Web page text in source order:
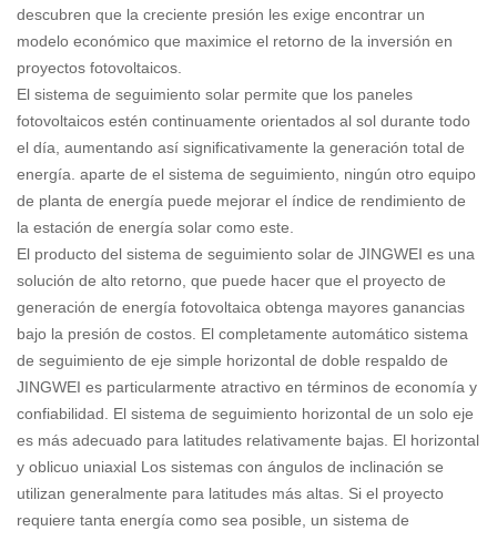
descubren que la creciente presión les exige encontrar un
modelo económico que maximice el retorno de la inversión en
proyectos fotovoltaicos.
El sistema de seguimiento solar permite que los paneles
fotovoltaicos estén continuamente orientados al sol durante todo
el día, aumentando así significativamente la generación total de
energía. aparte de el sistema de seguimiento, ningún otro equipo
de planta de energía puede mejorar el índice de rendimiento de
la estación de energía solar como este.
El producto del sistema de seguimiento solar de JINGWEI es una
solución de alto retorno, que puede hacer que el proyecto de
generación de energía fotovoltaica obtenga mayores ganancias
bajo la presión de costos. El completamente automático sistema
de seguimiento de eje simple horizontal de doble respaldo de
JINGWEI es particularmente atractivo en términos de economía y
confiabilidad. El sistema de seguimiento horizontal de un solo eje
es más adecuado para latitudes relativamente bajas. El horizontal
y oblicuo uniaxial Los sistemas con ángulos de inclinación se
utilizan generalmente para latitudes más altas. Si el proyecto
requiere tanta energía como sea posible, un sistema de